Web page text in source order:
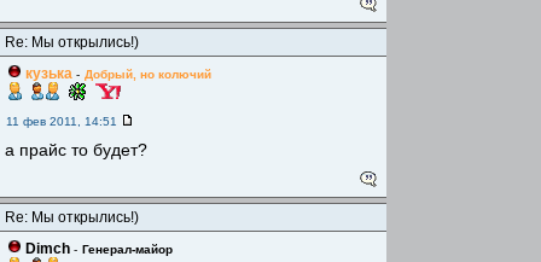
Re: Мы открылись!)
кузька - Добрый, но колючий
11 фев 2011, 14:51
а прайс то будет?
Re: Мы открылись!)
Dimch - Генерал-майор